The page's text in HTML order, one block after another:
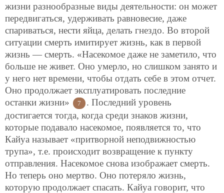
жизни разнообразные виды деятельности: он может
передвигаться, удерживать равновесие, даже
спариваться, нести яйца, делать гнездо. Во второй
ситуации смерть имитирует жизнь, как в первой
жизнь — смерть. «Насекомое даже не заметило, что
больше не живет. Оно умерло, но слишком занято и
у него нет времени, чтобы отдать себе в этом отчет.
Оно продолжает эксплуатировать последние
останки жизни»
7
. Последний уровень
достигается тогда, когда среди знаков жизни,
которые подавало насекомое, появляется то, что
Кайуа называет «притворной неподвижностью
трупа», т.е. происходит возвращение к пункту
отправления. Насекомое снова изображает смерть.
Но теперь оно мертво. Оно потеряло жизнь,
которую продолжает спасать. Кайуа говорит, что